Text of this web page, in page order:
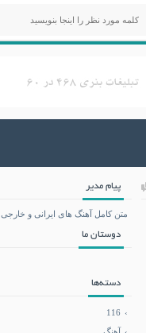
پیام مدیر
متن کامل آهنگ های ایرانی و خارجی
دوستان ما
دسته‌ها
116